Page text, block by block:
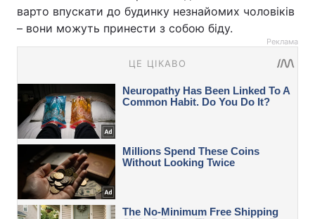
варто впускати до будинку незнайомих чоловіків
– вони можуть принести з собою біду.
Реклама